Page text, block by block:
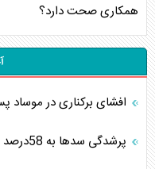
همکاری صحت دارد؟
افشای برکناری در موساد
پرشدگی سدها به 58درصد رسید